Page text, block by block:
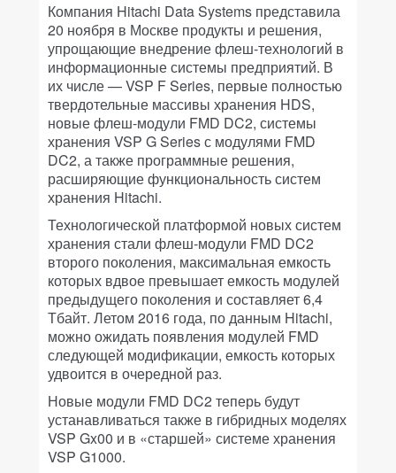
Компания Hitachi Data Systems представила
20 ноября в Москве продукты и решения,
упрощающие внедрение флеш-технологий в
информационные системы предприятий. В
их числе — VSP F Series, первые полностью
твердотельные массивы хранения HDS,
новые флеш-модули FMD DC2, системы
хранения VSP G Series с модулями FMD
DC2, а также программные решения,
расширяющие функциональность систем
хранения Hitachi.
Технологической платформой новых систем
хранения стали флеш-модули FMD DC2
второго поколения, максимальная емкость
которых вдвое превышает емкость модулей
предыдущего поколения и составляет 6,4
Тбайт. Летом 2016 года, по данным Hitachi,
можно ожидать появления модулей FMD
следующей модификации, емкость которых
удвоится в очередной раз.
Новые модули FMD DC2 теперь будут
устанавливаться также в гибридных моделях
VSP Gx00 и в «старшей» системе хранения
VSP G1000.